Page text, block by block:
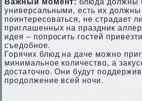
Важный момент: блюда должны
универсальными, есть их должны
поинтересоваться, не страдает
приглашенных на праздник
идея – попросить гостей
съедобное.
Горячих блюд на даче можно
минимальное количество, а
достаточно. Они будут
продолжение всей ночи.